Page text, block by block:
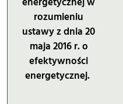
rozumieniu
ustawy z dnia 20
maja 2016 r. o
efektywności
energetycznej.